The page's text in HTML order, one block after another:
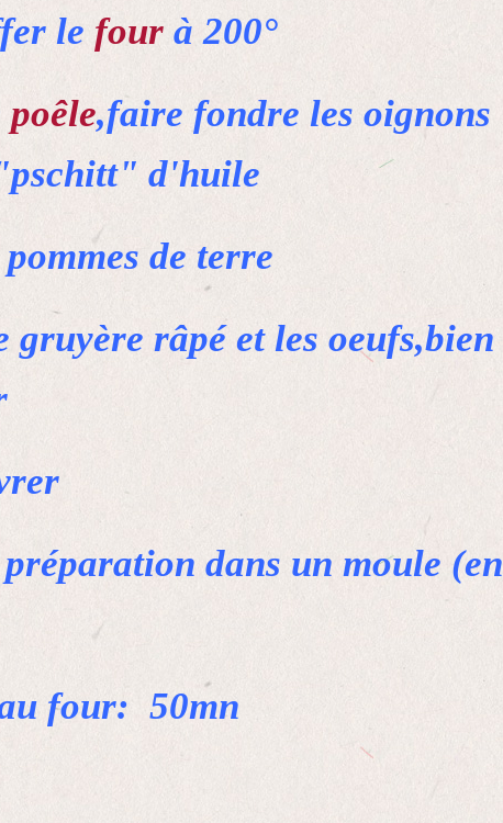
le four à 200°
poêle,faire fondre les oignons
d'huile
de terre
gruyère râpé et les oeufs,bien
dans un moule (en
four: 50mn